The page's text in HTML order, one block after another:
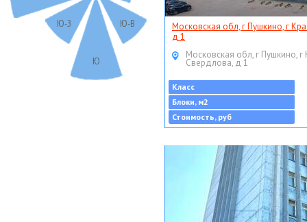
Ю-В
Ю
Ю-З
Московская обл, г Пушкино, г
д 1
Московская обл, г Пушкино, г
Свердлова, д 1
Класс
Блоки, м2
Стоимость, руб